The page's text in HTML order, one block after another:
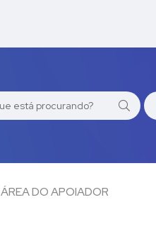
ÁREA DO APOIADOR